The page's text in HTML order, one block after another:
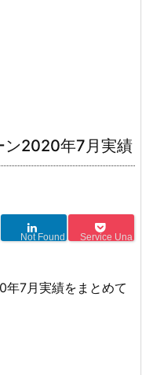
ン2020年7月実績
Not Found Service Una
7月実績をまとめて